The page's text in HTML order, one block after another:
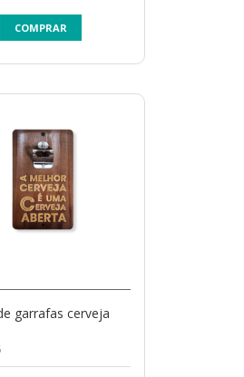
COMPRAR
garrafas cerveja